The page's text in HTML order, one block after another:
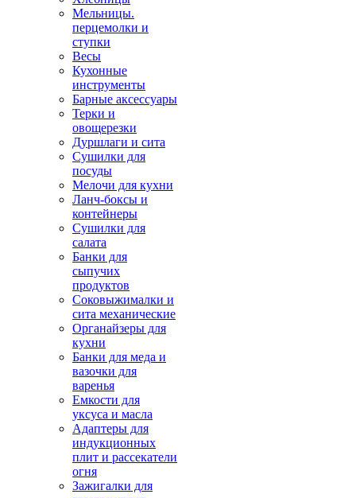
Мельницы.
перцемолки и
ступки
Весы
Кухонные
инструменты
Барные аксессуары
Терки и
овощерезки
Дуршлаги и сита
Сушилки для
посуды
Мелочи для кухни
Ланч-боксы и
контейнеры
Сушилки для
салата
Банки для
сыпучих
продуктов
Соковыжималки и
сита механические
Органайзеры для
кухни
Банки для меда и
вазочки для
варенья
Емкости для
уксуса и масла
Адаптеры для
индукционных
плит и рассекатели
огня
Зажигалки для